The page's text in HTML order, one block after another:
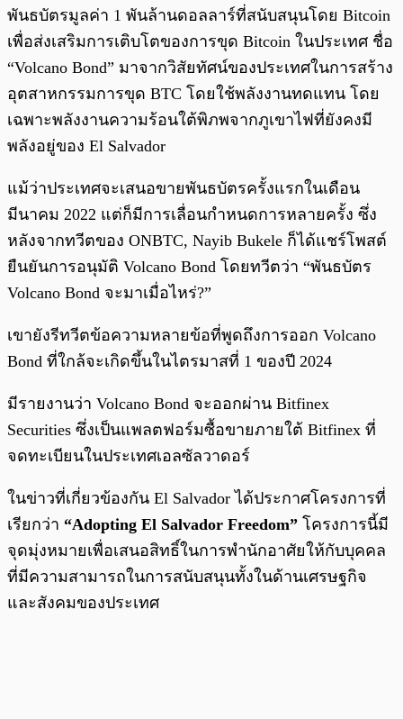
พันธบัตรมูลค่า 1 พันล้านดอลลาร์ที่สนับสนุนโดย Bitcoin
เพื่อส่งเสริมการเติบโตของการขุด Bitcoin ในประเทศ ชื่อ
“Volcano Bond” มาจากวิสัยทัศน์ของประเทศในการสร้าง
อุตสาหกรรมการขุด BTC โดยใช้พลังงานทดแทน โดย
เฉพาะพลังงานความร้อนใต้พิภพจากภูเขาไฟที่ยังคงมี
พลังอยู่ของ El Salvador
แม้ว่าประเทศจะเสนอขายพันธบัตรครั้งแรกในเดือน
มีนาคม 2022 แต่ก็มีการเลื่อนกำหนดการหลายครั้ง ซึ่ง
หลังจากทวีตของ ONBTC, Nayib Bukele ก็ได้แชร์โพสต์
ยืนยันการอนุมัติ Volcano Bond โดยทวีตว่า “พันธบัตร
Volcano Bond จะมาเมื่อไหร่?”
เขายังรีทวีตข้อความหลายข้อที่พูดถึงการออก Volcano
Bond ที่ใกล้จะเกิดขึ้นในไตรมาสที่ 1 ของปี 2024
มีรายงานว่า Volcano Bond จะออกผ่าน Bitfinex
Securities ซึ่งเป็นแพลตฟอร์มซื้อขายภายใต้ Bitfinex ที่
จดทะเบียนในประเทศเอลซัลวาดอร์
ในข่าวที่เกี่ยวข้องกัน El Salvador ได้ประกาศโครงการที่
เรียกว่า “Adopting El Salvador Freedom” โครงการนี้มี
จุดมุ่งหมายเพื่อเสนอสิทธิ์ในการพำนักอาศัยให้กับบุคคล
ที่มีความสามารถในการสนับสนุนทั้งในด้านเศรษฐกิจ
และสังคมของประเทศ